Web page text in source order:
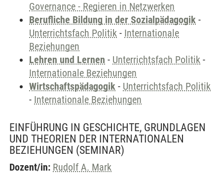
Governance - Regieren in Netzwerken
Berufliche Bildung in der Sozialpädagogik -
Unterrichtsfach Politik - Internationale
Beziehungen
Lehren und Lernen - Unterrichtsfach Politik -
Internationale Beziehungen
Wirtschaftspädagogik - Unterrichtsfach Politik
- Internationale Beziehungen
EINFÜHRUNG IN GESCHICHTE, GRUNDLAGEN
UND THEORIEN DER INTERNATIONALEN
BEZIEHUNGEN (SEMINAR)
Dozent/in: Rudolf A. Mark